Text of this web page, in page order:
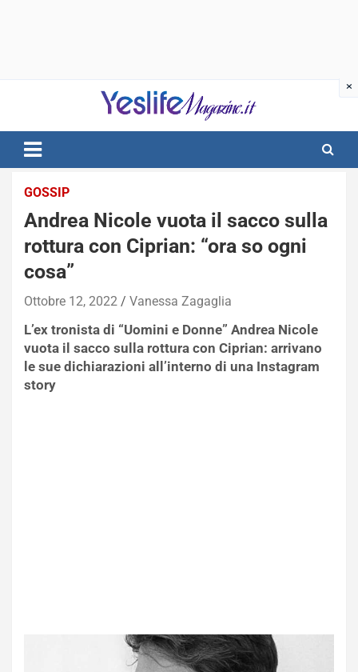
notizie di intrattenimento
GOSSIP
Andrea Nicole vuota il sacco sulla
rottura con Ciprian: “ora so ogni
cosa”
Ottobre 12, 2022 Vanessa Zagaglia
L’ex tronista di “Uomini e Donne” Andrea Nicole
vuota il sacco sulla rottura con Ciprian: arrivano
le sue dichiarazioni all’interno di una Instagram
story